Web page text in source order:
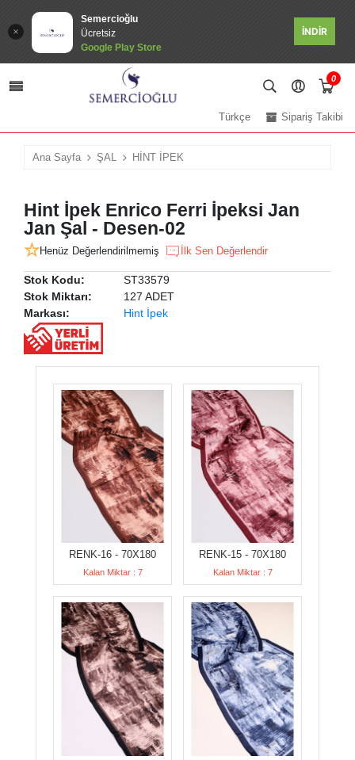
Semercioğlu
Ücretsiz
Google Play Store
İNDİR
0
Sipariş Takibi
Türkçe
Ana Sayfa ŞAL HİNT İPEK
Hint İpek Enrico Ferri İpeksi Jan
Jan Şal - Desen-02
Henüz Değerlendirilmemiş İlk Sen Değerlendir
Stok Kodu:
ST33579
Stok Miktarı:
127 ADET
Markası:
Hint İpek
RENK-16 - 70X180
Kalan Miktar : 7
RENK-15 - 70X180
Kalan Miktar : 7